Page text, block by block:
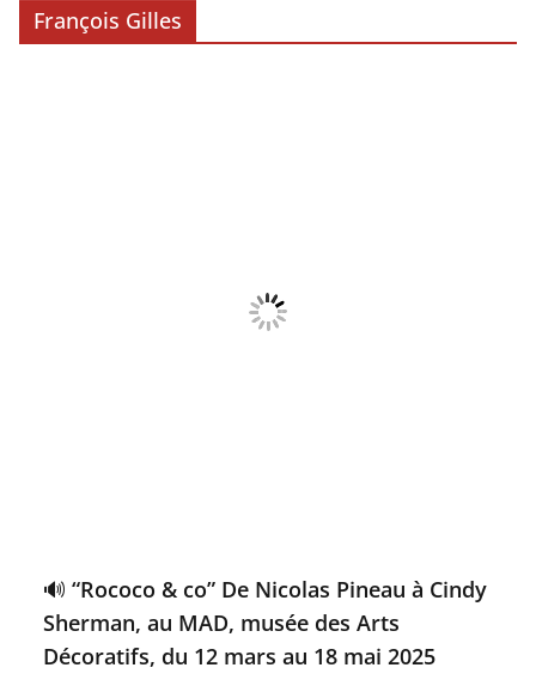
François Gilles
🔊 “Rococo & co” De Nicolas Pineau à Cindy
Sherman, au MAD, musée des Arts
Décoratifs, du 12 mars au 18 mai 2025